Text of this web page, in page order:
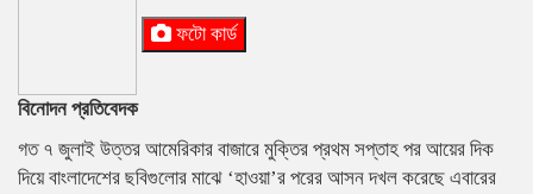
ফটো কার্ড
বিনোদন প্রতিবেদক
গত ৭ জুলাই উত্তর আমেরিকার বাজারে মুক্তির প্রথম সপ্তাহ পর আয়ের দিক
দিয়ে বাংলাদেশের ছবিগুলোর মাঝে ‘হাওয়া’র পরের আসন দখল করেছে এবারের